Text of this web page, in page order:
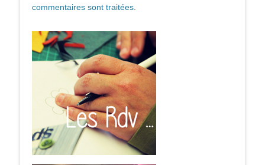
commentaires sont traitées